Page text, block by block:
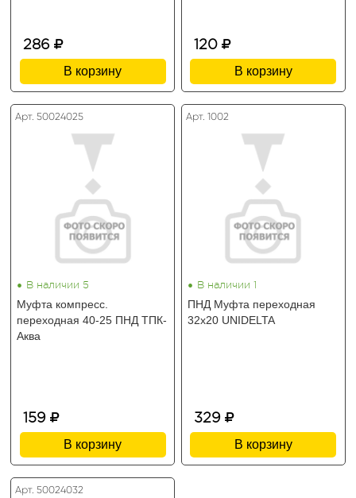
286
В корзину
120
В корзину
Арт. 50024025
• В наличии 5
Муфта компресс.
переходная 40-25 ПНД ТПК-
Аква
159
В корзину
Арт. 1002
• В наличии 1
ПНД Муфта переходная
32х20 UNIDELTA
329
В корзину
Арт. 50024032